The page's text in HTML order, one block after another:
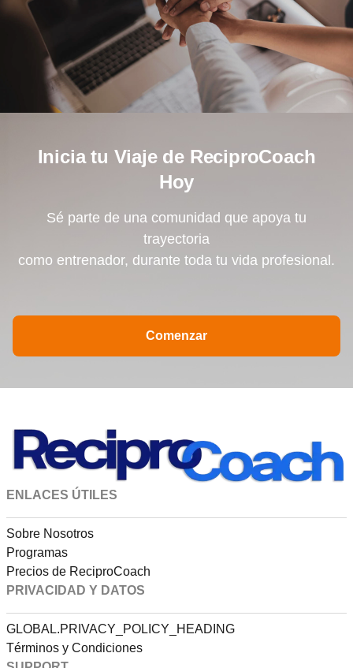
Inicia tu Viaje de ReciproCoach
Hoy
Sé parte de una comunidad que apoya tu
trayectoria
como entrenador, durante toda tu vida profesional.
Comenzar
ENLACES ÚTILES
Sobre Nosotros
Programas
Precios de ReciproCoach
PRIVACIDAD Y DATOS
GLOBAL.PRIVACY_POLICY_HEADING
Términos y Condiciones